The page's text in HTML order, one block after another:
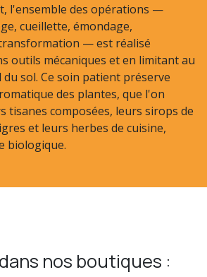
l'ensemble des opérations —
cueillette, émondage,
— est réalisé
outils mécaniques et en limitant au
sol. Ce soin patient préserve
des plantes, que l'on
tisanes composées, leurs sirops de
et leurs herbes de cuisine,
biologique.
nos boutiques :